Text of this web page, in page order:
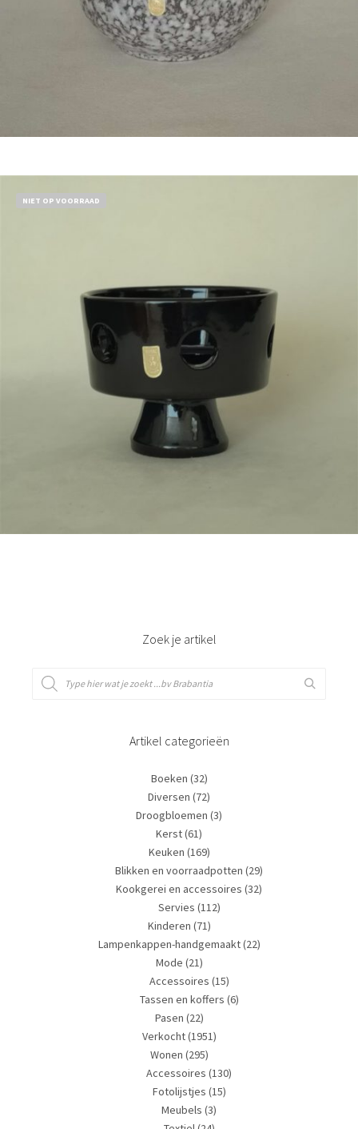
NIET OP VOORRAAD
Zoek je artikel
Artikel categorieën
Boeken (32)
Diversen (72)
Droogbloemen (3)
Kerst(61)
Keuken (169)
Blikken en voorraadpotten (29)
Kookgerei en accessoires (32)
Servies (112)
Kinderen (71)
Lampenkappen-handgemaakt(22)
Mode (21)
Accessoires (15)
Tassen en koffers (6)
Pasen (22)
Verkocht(1951)
Wonen (295)
Accessoires (130)
Fotolijstjes (15)
Meubels (3)